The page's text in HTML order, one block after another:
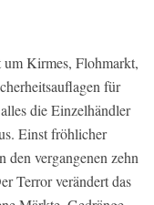
um Kirmes, Flohmarkt,
für
die Einzelhändler
Einst fröhlicher
vergangenen zehn
Terror verändert das